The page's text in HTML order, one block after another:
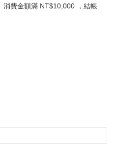
消費金額滿 NT$10,000 ，結帳